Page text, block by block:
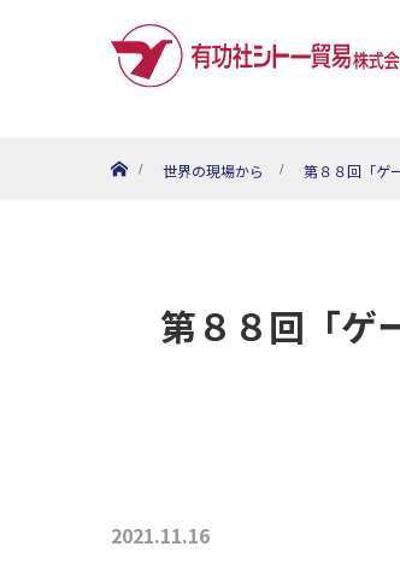
世界の現場から
第８８回「ゲ
第８８回「ゲ
2021.11.16